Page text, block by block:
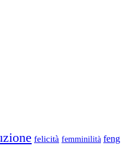
felicità femminilità feng